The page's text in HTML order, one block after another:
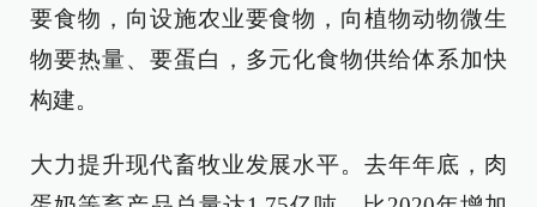
要食物，向设施农业要食物，向植物动物微生
物要热量、要蛋白，多元化食物供给体系加快
构建。
大力提升现代畜牧业发展水平。去年年底，肉